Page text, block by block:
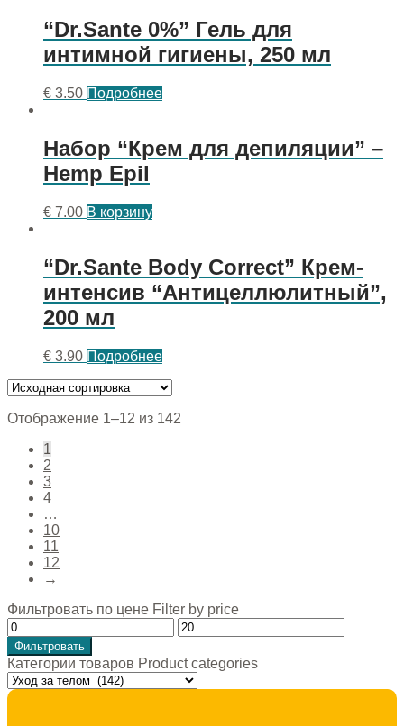
“Dr.Sante 0%” Гель для
интимной гигиены, 250 мл
€ 3.50 Подробнее
Набор “Крем для депиляции” –
Hemp Epil
€ 7.00 В корзину
“Dr.Sante Body Correct” Крем-
интенсив “Антицеллюлитный”,
200 мл
€ 3.90 Подробнее
Отображение 1–12 из 142
1
2
3
4
…
10
11
12
→
Фильтровать по цене Filter by price
Фильтровать
Категории товаров Product categories